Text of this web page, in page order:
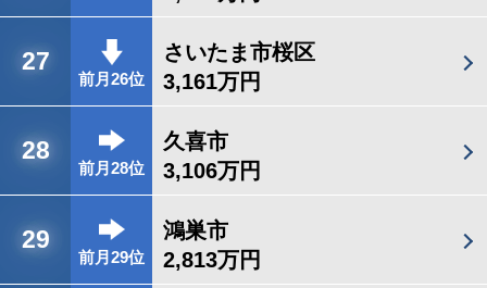
27
前月26位
さいたま市桜区
3,161万円
28
前月28位
久喜市
3,106万円
29
前月29位
鴻巣市
2,813万円